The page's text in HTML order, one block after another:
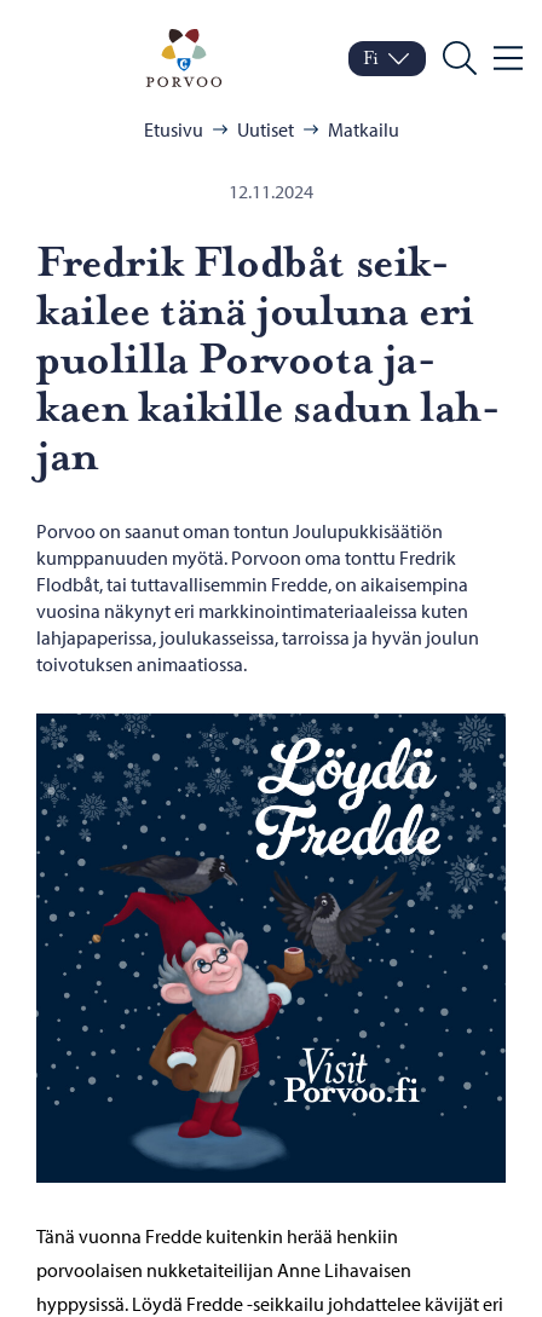
Porvoo – Siirry
Vaihda kieltä
Nykyinen kieli: Suomi
Fi
Hae
Etusivu Uutiset Matkailu
12.11.2024
Fredrik Flodbåt seik­
kai­lee tänä jou­lu­na eri
puo­lil­la Por­voo­ta ja­
kaen kai­kil­le sadun lah­
jan
Porvoo on saanut oman tontun Joulupukkisäätiön
kumppanuuden myötä. Porvoon oma tonttu Fredrik
Flodbåt, tai tuttavallisemmin Fredde, on aikaisempina
vuosina näkynyt eri markkinointimateriaaleissa kuten
lahjapaperissa, joulukasseissa, tarroissa ja hyvän joulun
toivotuksen animaatiossa.
Tänä vuonna Fredde kuitenkin herää henkiin
porvoolaisen nukketaiteilijan Anne Lihavaisen
hyppysissä. Löydä Fredde -seikkailu johdattelee kävijät eri